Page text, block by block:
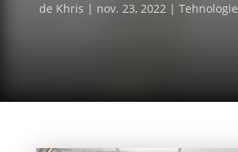
de Khris nov. 23, 2022 Tehnologie